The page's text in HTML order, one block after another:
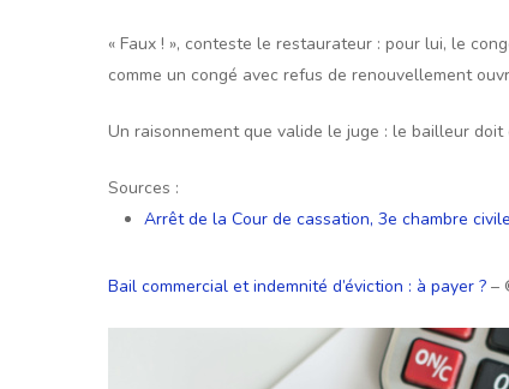
« Faux ! », conteste le restaurateur : pour lui, le
comme un congé avec refus de renouvellement
Un raisonnement que valide le juge : le bailleur doit
Sources :
Arrêt de la Cour de cassation, 3e chambre
Bail commercial et indemnité d’éviction : à payer ? –